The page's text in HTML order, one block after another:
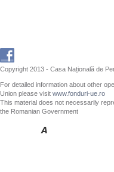
Copyright 2013 - Casa Națională de
For detailed information about other
Union please visit www.fonduri-ue.ro
This material does not necessarily
the Romanian Government